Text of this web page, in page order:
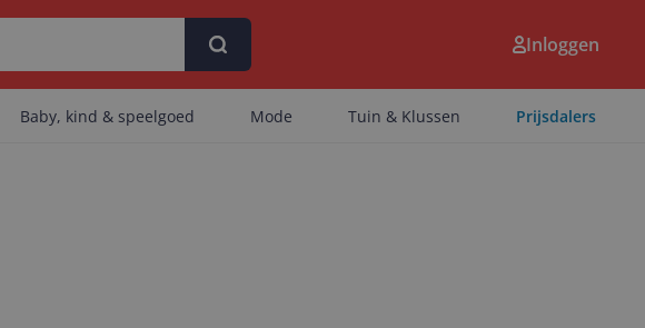
Inloggen
Baby, kind & speelgoed Mode Tuin & Klussen Prijsdalers